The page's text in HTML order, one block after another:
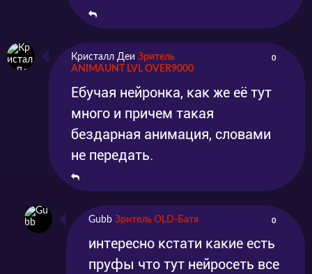
Кристалл Деи Зритель
ANIMAUNT LVL OVER9000
0
Ебучая нейронка, как же её тут
много и причем такая
бездарная анимация, словами
не передать.
Gubb Зритель OLD-Батя 0
интересно кстати какие есть
пруфы что тут нейросеть все